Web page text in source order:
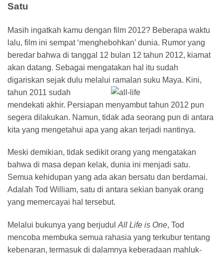
Satu
Masih ingatkah kamu dengan film 2012? Beberapa waktu
lalu, film ini sempat ‘menghebohkan’ dunia. Rumor yang
beredar bahwa di tanggal 12 bulan 12 tahun 2012, kiamat
akan datang. Sebagai mengatakan hal itu sudah
digariskan sejak dulu melalui ramalan suku Maya. Kini,
tahun 2011 sudah
mendekati akhir. Persiapan menyambut tahun 2012 pun
segera dilakukan. Namun, tidak ada seorang pun di antara
kita yang mengetahui apa yang akan terjadi nantinya.
Meski demikian, tidak sedikit orang yang mengatakan
bahwa di masa depan kelak, dunia ini menjadi satu.
Semua kehidupan yang ada akan bersatu dan berdamai.
Adalah Tod William, satu di antara sekian banyak orang
yang memercayai hal tersebut.
Melalui bukunya yang berjudul All Life is One, Tod
mencoba membuka semua rahasia yang terkubur tentang
kebenaran, termasuk di dalamnya keberadaan mahluk-